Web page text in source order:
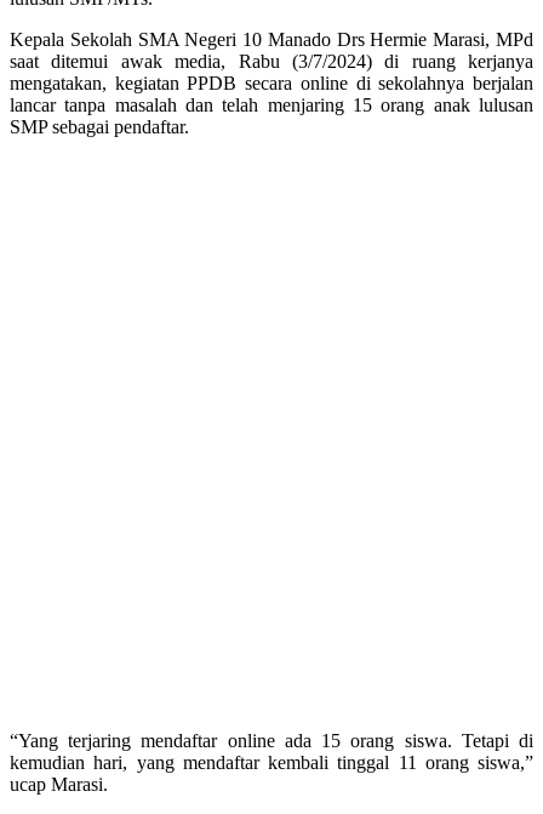
Kepala Sekolah SMA Negeri 10 Manado Drs Hermie Marasi, MPd
saat ditemui awak media, Rabu (3/7/2024) di ruang kerjanya
mengatakan, kegiatan PPDB secara online di sekolahnya berjalan
lancar tanpa masalah dan telah menjaring 15 orang anak lulusan
SMP sebagai pendaftar.
“Yang terjaring mendaftar online ada 15 orang siswa. Tetapi di
kemudian hari, yang mendaftar kembali tinggal 11 orang siswa,”
ucap Marasi.